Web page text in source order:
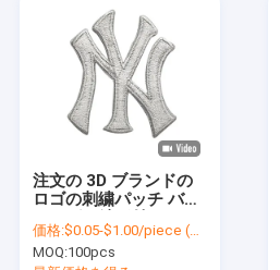
注文の 3D ブランドの
ロゴの刺繍パッチ バッ
る編まれたパッチ
価格:$0.05-$1.00/piece (depends on the design and order quantity)
MOQ:100pcs